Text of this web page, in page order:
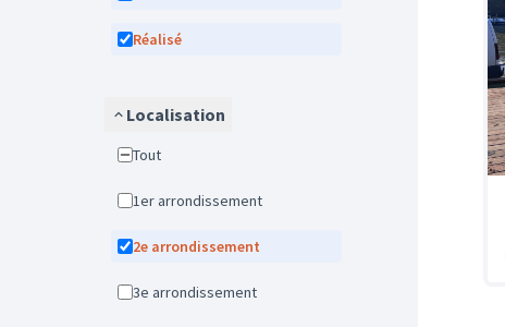
Réalisé
Localisation
Tout
1er arrondissement
2e arrondissement
3e arrondissement